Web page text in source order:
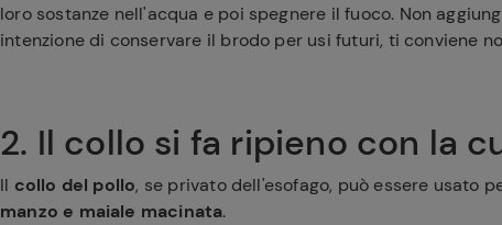
loro sostanze nell'acqua e poi spegnere il fuoco. Non
intenzione di conservare il brodo per usi futuri, ti conviene
2. Il collo si fa ripieno con la
Il collo del pollo, se privato dell'esofago, può essere usato
manzo e maiale macinata.